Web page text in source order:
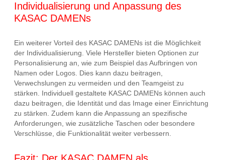
Individualisierung und Anpassung des
KASAC DAMENs
Ein weiterer Vorteil des KASAC DAMENs ist die Möglichkeit
der Individualisierung. Viele Hersteller bieten Optionen zur
Personalisierung an, wie zum Beispiel das Aufbringen von
Namen oder Logos. Dies kann dazu beitragen,
Verwechslungen zu vermeiden und den Teamgeist zu
stärken. Individuell gestaltete KASAC DAMENs können auch
dazu beitragen, die Identität und das Image einer Einrichtung
zu stärken. Zudem kann die Anpassung an spezifische
Anforderungen, wie zusätzliche Taschen oder besondere
Verschlüsse, die Funktionalität weiter verbessern.